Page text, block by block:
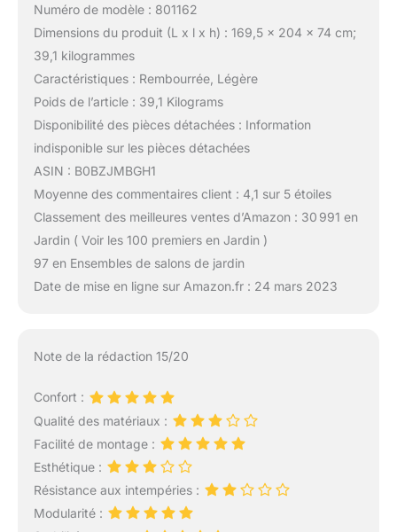
Numéro de modèle : 801162
Dimensions du produit (L x l x h) : 169,5 x 204 x 74 cm;
39,1 kilogrammes
Caractéristiques : Rembourrée, Légère
Poids de l’article : 39,1 Kilograms
Disponibilité des pièces détachées : Information
indisponible sur les pièces détachées
ASIN : B0BZJMBGH1
Moyenne des commentaires client : 4,1 sur 5 étoiles
Classement des meilleures ventes d’Amazon : 30 991 en
Jardin ( Voir les 100 premiers en Jardin )
97 en Ensembles de salons de jardin
Date de mise en ligne sur Amazon.fr : 24 mars 2023
Note de la rédaction 15/20
Confort :
Qualité des matériaux :
Facilité de montage :
Esthétique :
Résistance aux intempéries :
Modularité :